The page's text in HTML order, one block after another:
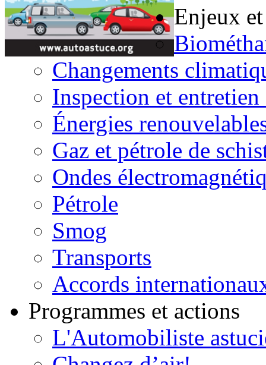
Enjeux
Changements
Inspection et entretien
Énergies
Gaz et pétrole de
Ondes
Pétrole
Smog
Transports
Accords
Programmes et actions
L'Automobiliste